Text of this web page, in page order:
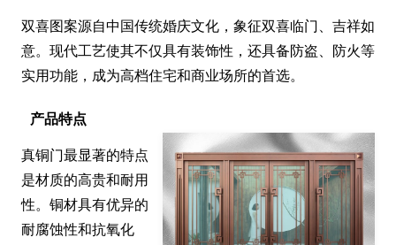
双喜图案源自中国传统婚庆文化，象征双喜临门、吉祥如
意。现代工艺使其不仅具有装饰性，还具备防盗、防火等
实用功能，成为高档住宅和商业场所的首选。
产品特点
真铜门最显著的特点
是材质的高贵和耐用
性。铜材具有优异的
耐腐蚀性和抗氧化